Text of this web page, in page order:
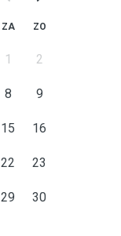
ZA ZO
1 2
8 9
15 16
22 23
29 30